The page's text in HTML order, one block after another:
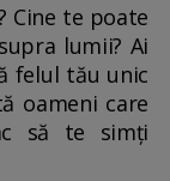
Cine te poate
lumii? Ai
felul tău unic
oameni care
să te simți